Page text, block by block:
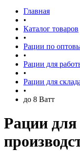
Главная
•
Каталог товаров
•
Рации по
•
Рации для
•
Рации для
•
до 8 Ватт
Рации для